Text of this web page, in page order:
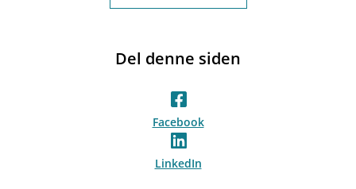
Del denne siden
Facebook
LinkedIn